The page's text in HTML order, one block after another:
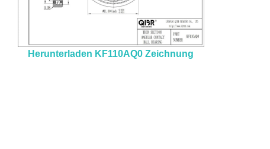
Herunterladen KF110AQ0 Zeichnung